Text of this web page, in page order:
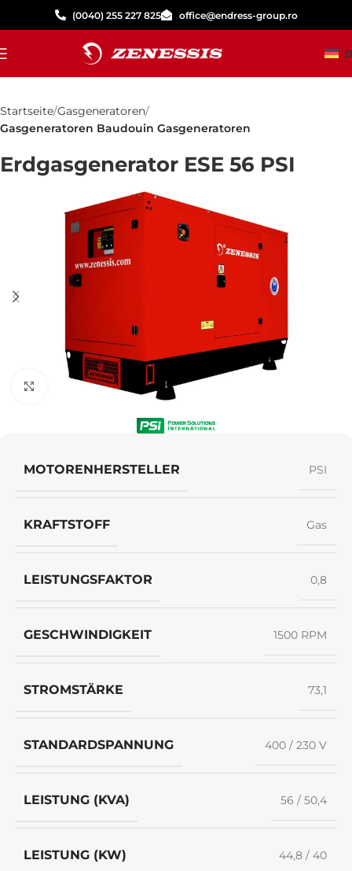
(0040) 255 227 825 office@endress-group.ro
Startseite Gasgeneratoren
Gasgeneratoren Baudouin Gasgeneratoren
Erdgasgenerator ESE 56 PSI
Klick zum Vergrößern
MOTORENHERSTELLER PSI
KRAFTSTOFF Gas
LEISTUNGSFAKTOR 0,8
GESCHWINDIGKEIT 1500 RPM
STROMSTÄRKE 73,1
STANDARDSPANNUNG 400 / 230 V
LEISTUNG (KVA) 56 / 50,4
LEISTUNG (KW) 44,8 / 40